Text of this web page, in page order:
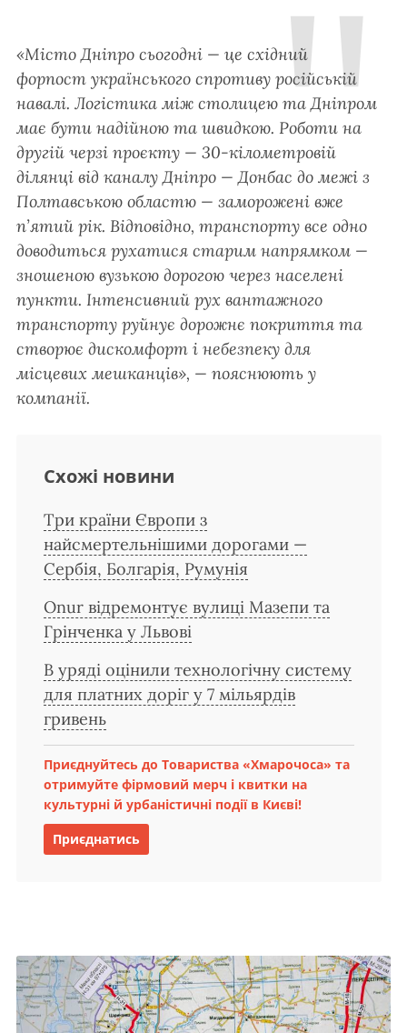
«Місто Дніпро сьогодні — це східний
форпост українського спротиву російській
навалі. Логістика між столицею та Дніпром
має бути надійною та швидкою. Роботи на
другій черзі проєкту — 30-кілометровій
ділянці від каналу Дніпро — Донбас до межі з
Полтавською областю — заморожені вже
п’ятий рік. Відповідно, транспорту все одно
доводиться рухатися старим напрямком —
зношеною вузькою дорогою через населені
пункти. Інтенсивний рух вантажного
транспорту руйнує дорожнє покриття та
створює дискомфорт і небезпеку для
місцевих мешканців», — пояснюють у
компанії.
Схожі новини
Три країни Європи з
найсмертельнішими дорогами —
Сербія, Болгарія, Румунія
Onur відремонтує вулиці Мазепи та
Грінченка у Львові
В уряді оцінили технологічну систему
для платних доріг у 7 мільярдів
гривень
Приєднуйтесь до Товариства «Хмарочоса» та
отримуйте фірмовий мерч і квитки на
культурні й урбаністичні події в Києві!
Приєднатись